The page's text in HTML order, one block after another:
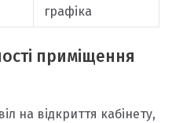
графіка
приміщення
на відкриття кабінету,